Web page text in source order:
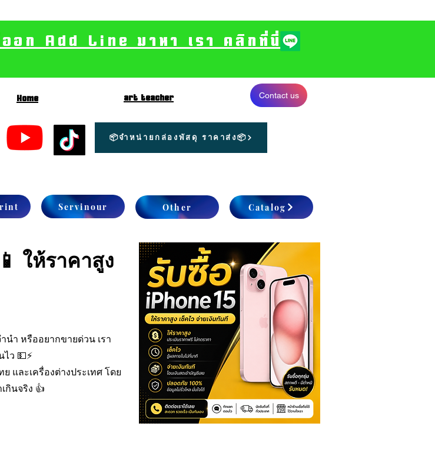
ออก Add Line มาหา เรา คลิกที่นี่
Home art teacher Contact us
📦จำหน่ายกล่องพัสดุ ราคาส่ง📦
Servinour Other Catalog
ให้ราคาสูง
นำ หรืออยากขายด่วน เรา
ว 💵⚡
และเครื่องต่างประเทศ โดย
กินจริง 👍